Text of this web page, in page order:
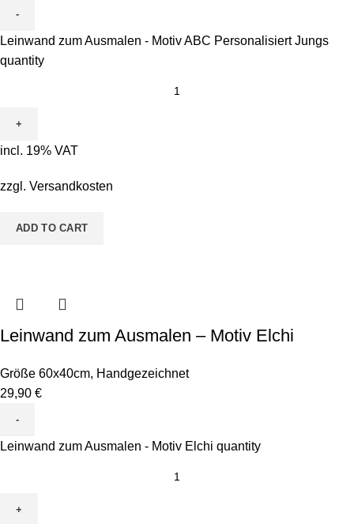
Leinwand zum Ausmalen - Motiv ABC Personalisiert Jungs
quantity
incl. 19% VAT
zzgl. Versandkosten
ADD TO CART
Leinwand zum Ausmalen – Motiv Elchi
Größe 60x40cm, Handgezeichnet
29,90 €
Leinwand zum Ausmalen - Motiv Elchi quantity